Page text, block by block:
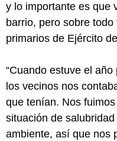
y lo importante es que
barrio, pero sobre
primarios de Ejército
“Cuando estuve el
los vecinos nos
que tenían. Nos
situación de
ambiente, así que nos